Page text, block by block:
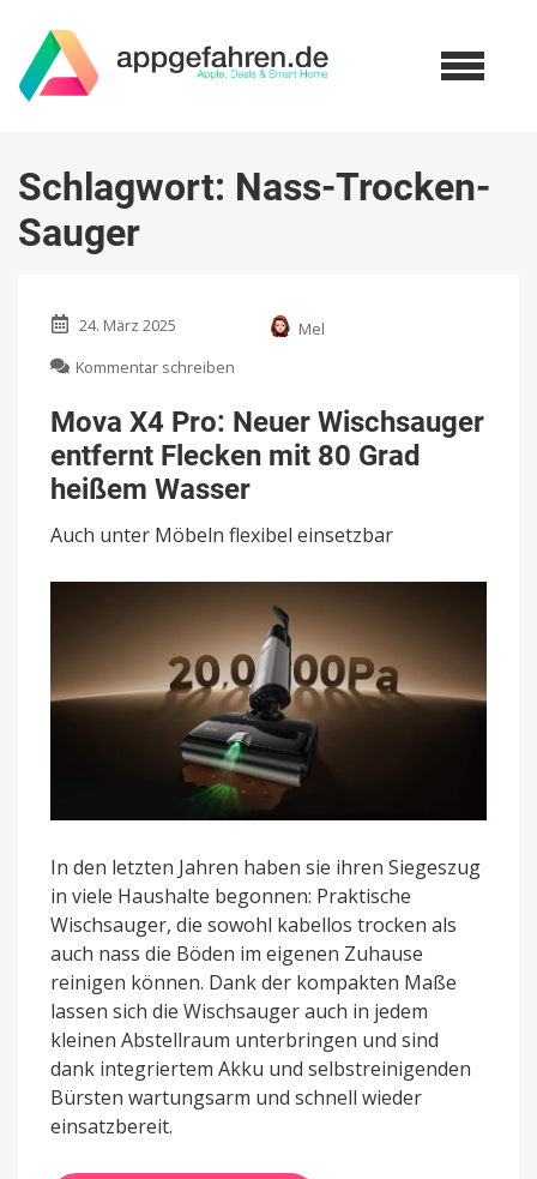
Schlagwort: Nass-Trocken-
Sauger
24. März 2025
Mel
Kommentar schreiben
X4
Pro:
Neuer
Wischsauger
entfernt
Flecken
mit
heißem
Wasser
Mova X4 Pro: Neuer Wischsauger
entfernt Flecken mit 80 Grad
heißem Wasser
Auch unter Möbeln flexibel einsetzbar
In den letzten Jahren haben sie ihren Siegeszug
in viele Haushalte begonnen: Praktische
Wischsauger, die sowohl kabellos trocken als
auch nass die Böden im eigenen Zuhause
reinigen können. Dank der kompakten Maße
lassen sich die Wischsauger auch in jedem
kleinen Abstellraum unterbringen und sind
dank integriertem Akku und selbstreinigenden
Bürsten wartungsarm und schnell wieder
einsatzbereit.